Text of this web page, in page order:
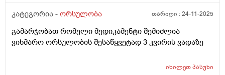
კატეგორია - ორსულობა თარიღი :24-11-2025
გამარჯობათ რომელი მედიკამენტი შემიძლია
ვიხმარო ორსულობის შესაწყვეტად 3 კვირის ვადაზე
იხილეთპასუხი